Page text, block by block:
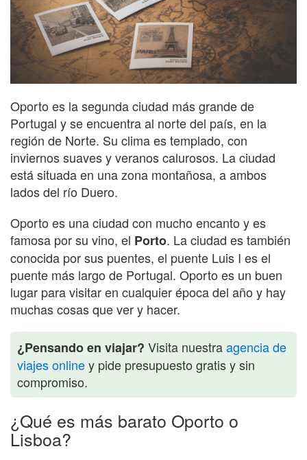
Oporto es la segunda ciudad más grande de
Portugal y se encuentra al norte del país, en la
región de Norte. Su clima es templado, con
inviernos suaves y veranos calurosos. La ciudad
está situada en una zona montañosa, a ambos
lados del río Duero.
Oporto es una ciudad con mucho encanto y es
famosa por su vino, el Porto. La ciudad es también
conocida por sus puentes, el puente Luis I es el
puente más largo de Portugal. Oporto es un buen
lugar para visitar en cualquier época del año y hay
muchas cosas que ver y hacer.
¿Pensando en viajar? Visita nuestraagencia de
viajes onliney pide presupuesto gratis y sin
compromiso.
¿Qué es más barato Oporto o
Lisboa?